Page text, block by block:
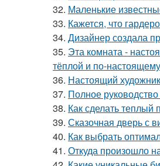
32. Маленькие
33. Кажется, что
34. Дизайнер создала
35. Эта комната -
тёплой и по-
36. Настоящий
37. Полное
38. Как сделать
39. Сказочная дверь с
40. Как выбрать
41. Откуда произошло